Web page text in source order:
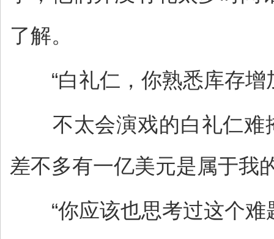
了解。
“白礼仁，你熟悉库存增
不太会演戏的白礼仁难掩
差不多有一亿美元是属于我
“你应该也思考过这个难